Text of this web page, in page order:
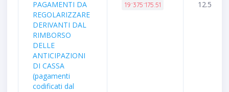
PAGAMENTI DA
REGOLARIZZARE
DERIVANTI DAL
RIMBORSO
DELLE
ANTICIPAZIONI
DI CASSA
(pagamenti
codificati dal
19˙375˙175.51 12.54%